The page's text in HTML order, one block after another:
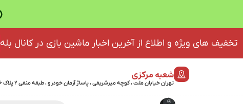
تخفیف های ویژه و اطلاع از آخرین اخبار ماشین بازی در کانال بله
شعبه مرکزی
تهران خیابان ملت ، کوچه میرشریفی ، پاساژ آرمان خودرو ، طبقه منفی 2 پلاک 46 - 09032439723